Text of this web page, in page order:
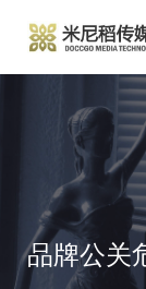
到
品牌公关